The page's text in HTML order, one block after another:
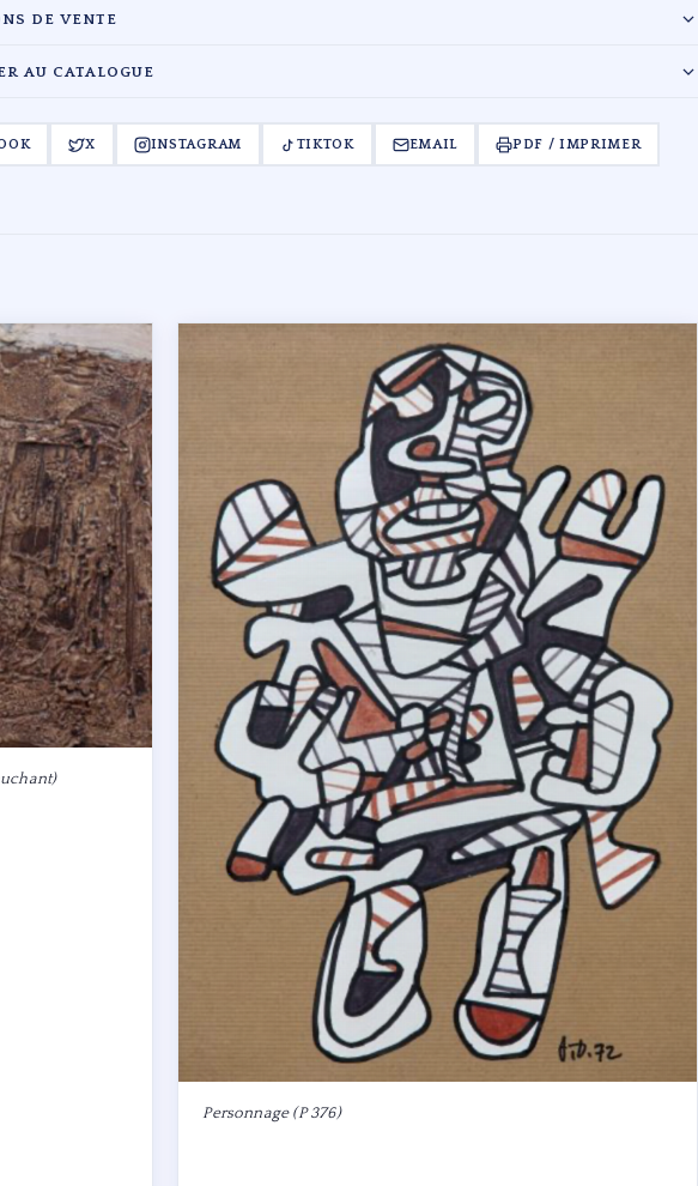
EN LIGNE
DE VENTE
complémentaire, veuillez contacter le cabinet.
AU CATALOGUE
X INSTAGRAM TIKTOK EMAIL PDF / IMPRIMER
Personnage (P 376)